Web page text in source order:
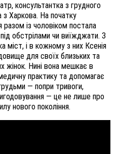
консультантка з грудного
з Харкова. На початку
із чоловіком постала
обстрілами чи виїжджати. З
міст, і в кожному з них Ксенія
для своїх близьких та
жінок. Нині вона мешкає в
практику та допомагає
— попри тривоги,
— це не лише про
нового покоління.